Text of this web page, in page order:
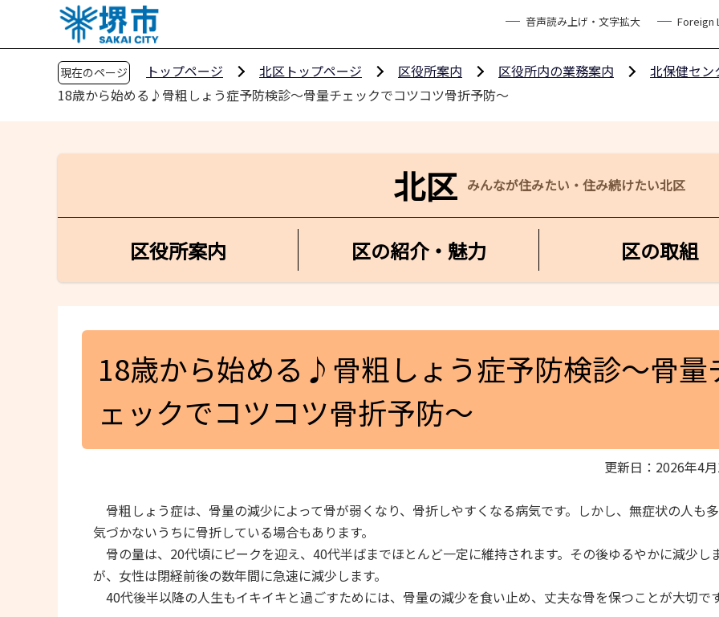
ペ
音声読み上げ・文字拡大 Foreign
現在のページ トップページ 北区トップページ 区役所案内 区役所内の業務案内
北保健セン
18歳から始める♪骨粗しょう症予防検診～骨量チェックでコツコツ骨折予防～
北区 みんなが住みたい・住み続けたい北区
区役所案内 区の紹介・魅力 区の取組
18歳から始める♪骨粗しょう症予防検診～骨量
ェックでコツコツ骨折予防～
更新日：2026年4
骨粗しょう症は、骨量の減少によって骨が弱くなり、骨折しやすくなる病気です。しかし、無症状の人も
気づかないうちに骨折している場合もあります。
骨の量は、20代頃にピークを迎え、40代半ばまでほとんど一定に維持されます。その後ゆるやかに減少し
が、女性は閉経前後の数年間に急速に減少します。
40代後半以降の人生もイキイキと過ごすためには、骨量の減少を食い止め、丈夫な骨を保つことが大切で